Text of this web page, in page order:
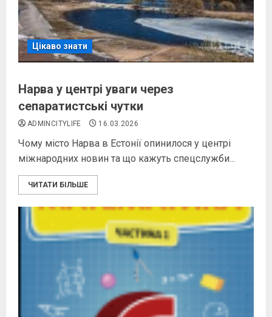
Цікаво знати
Нарва у центрі уваги через
сепаратистські чутки
ADMINCITYLIFE 16.03.2026
Чому місто Нарва в Естонії опинилося у центрі
міжнародних новин та що кажуть спецслужби...
ЧИТАТИ БІЛЬШЕ